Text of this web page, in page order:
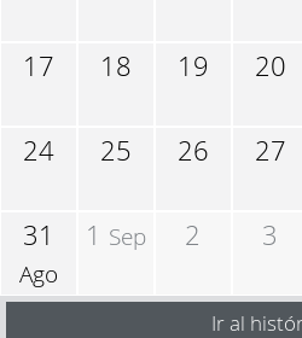
17 18 19 20
24 25 26 27
31
Ago
1 Sep 2 3
Ir al